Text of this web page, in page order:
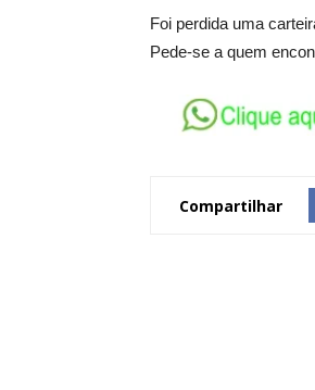
Foi perdida uma
Pede-se a quem
Compartilhar